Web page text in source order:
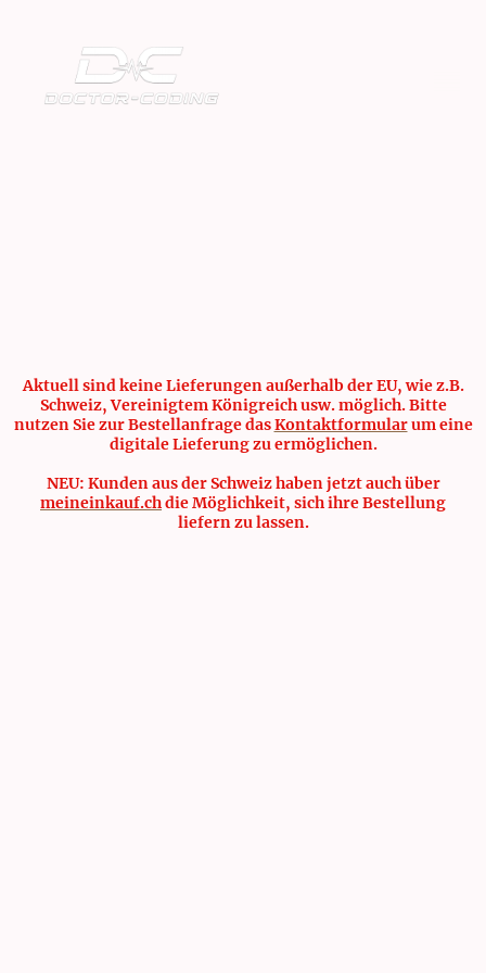
Aktuell sind keine Lieferungen außerhalb der EU, wie z.B.
Schweiz, Vereinigtem Königreich usw. möglich. Bitte
nutzen Sie zur Bestellanfrage dasKontaktformularum eine
digitale Lieferung zu ermöglichen.
NEU: Kunden aus der Schweiz haben jetzt auch über
meineinkauf.chdie Möglichkeit, sich ihre Bestellung
liefern zu lassen.